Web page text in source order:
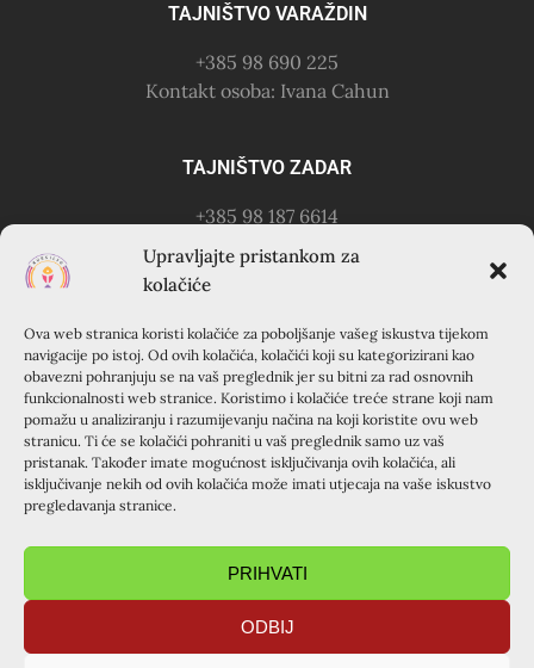
Upravljajte pristankom za
kolačiće
Ova web stranica koristi kolačiće za poboljšanje vašeg iskustva tijekom
navigacije po istoj. Od ovih kolačića, kolačići koji su kategorizirani kao
obavezni pohranjuju se na vaš preglednik jer su bitni za rad osnovnih
funkcionalnosti web stranice. Koristimo i kolačiće treće strane koji nam
pomažu u analiziranju i razumijevanju načina na koji koristite ovu web
stranicu. Ti će se kolačići pohraniti u vaš preglednik samo uz vaš
pristanak. Također imate mogućnost isključivanja ovih kolačića, ali
isključivanje nekih od ovih kolačića može imati utjecaja na vaše iskustvo
pregledavanja stranice.
PRIHVATI
ODBIJ
TAJNIŠTVO VARAŽDIN
+385 98 690 225
Kontakt osoba: Ivana Cahun
TAJNIŠTVO ZADAR
+385 98 187 6614
Kontakt osoba: Ružica Anušić
– zvati utorkom 18-21h
KURSILJO KRAPANJ
KRAPANJ, kuća EMAUS (Franjevački samostan), 22000
Šibenik, Hrvatska
+385 22 351 830